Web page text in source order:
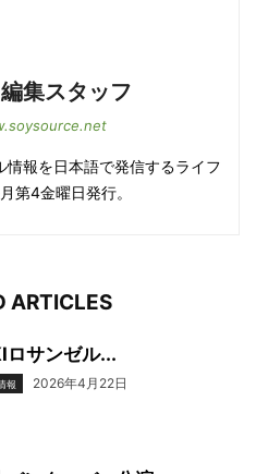
集スタッフ
報を日本語で発信するライフ
第4金曜日発行。
ARTICLES
ロサンゼル...
報 2026年4月22日